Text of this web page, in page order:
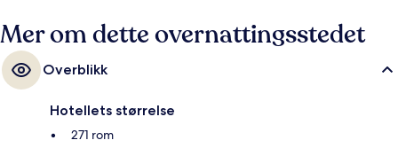
Mer om dette overnattingsstedet
Overblikk
Hotellets størrelse
271 rom